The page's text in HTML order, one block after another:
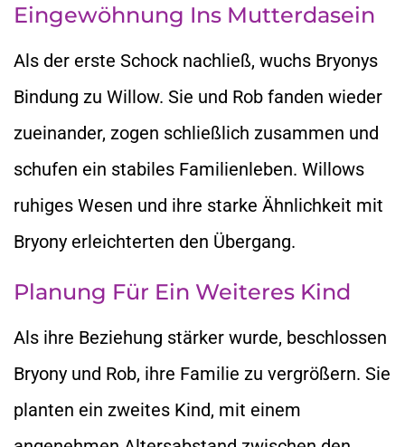
Eingewöhnung Ins Mutterdasein
Als der erste Schock nachließ, wuchs Bryonys
Bindung zu Willow. Sie und Rob fanden wieder
zueinander, zogen schließlich zusammen und
schufen ein stabiles Familienleben. Willows
ruhiges Wesen und ihre starke Ähnlichkeit mit
Bryony erleichterten den Übergang.
Planung Für Ein Weiteres Kind
Als ihre Beziehung stärker wurde, beschlossen
Bryony und Rob, ihre Familie zu vergrößern. Sie
planten ein zweites Kind, mit einem